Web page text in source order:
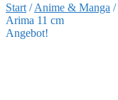
Start /Anime & Manga /
Arima 11 cm
Angebot!